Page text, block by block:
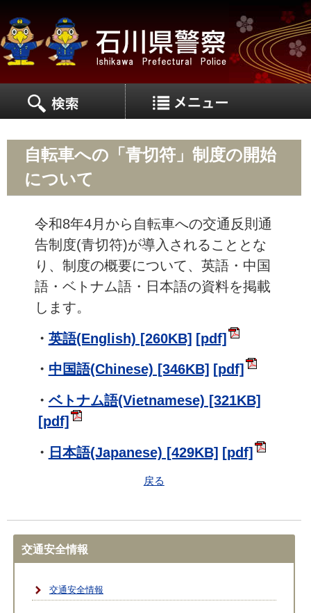
自転車への「青切符」制度の開始
について
令和8年4月から自転車への交通反則通
告制度(青切符)が導入されることとな
り、制度の概要について、英語・中国
語・ベトナム語・日本語の資料を掲載
します。
・ 英語(English) [260KB]
・ 中国語(Chinese) [346KB]
・ ベトナム語(Vietnamese) [321KB]
・ 日本語(Japanese) [429KB]
戻る
交通安全情報
交通安全情報